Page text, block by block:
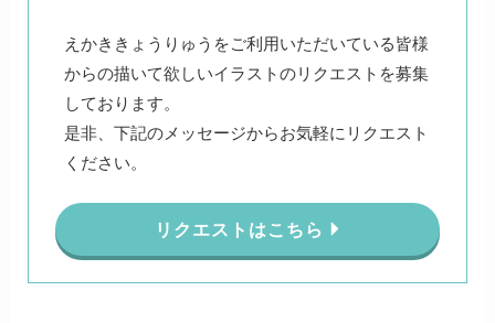
えかききょうりゅうをご利用いただいている皆様
からの描いて欲しいイラストのリクエストを募集
しております。
是非、下記のメッセージからお気軽にリクエスト
ください。
リクエストはこちら